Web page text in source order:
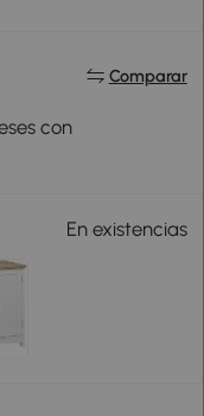
Comparar
con
En existencias